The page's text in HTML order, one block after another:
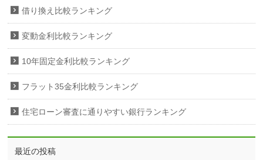
借り換え比較ランキング
変動金利比較ランキング
10年固定金利比較ランキング
フラット35金利比較ランキング
住宅ローン審査に通りやすい銀行ランキング
最近の投稿